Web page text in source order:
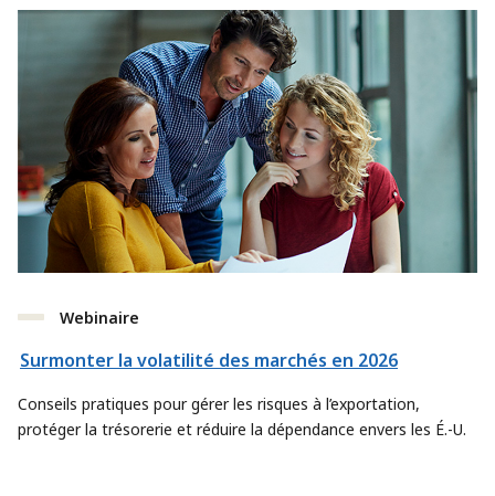
Webinaire
Surmonter la volatilité des marchés en 2026
Conseils pratiques pour gérer les risques à l’exportation,
protéger la trésorerie et réduire la dépendance envers les É.-U.